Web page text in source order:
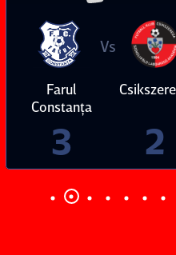
Dinamo
4
Vs
FC
0